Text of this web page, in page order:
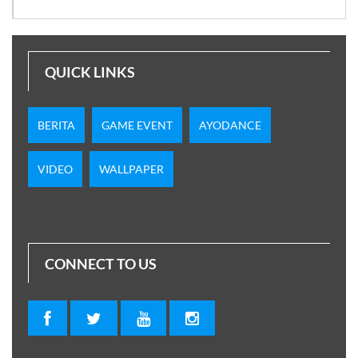
QUICK LINKS
BERITA GAME EVENT AYODANCE
VIDEO WALLPAPER
CONNECT TO US